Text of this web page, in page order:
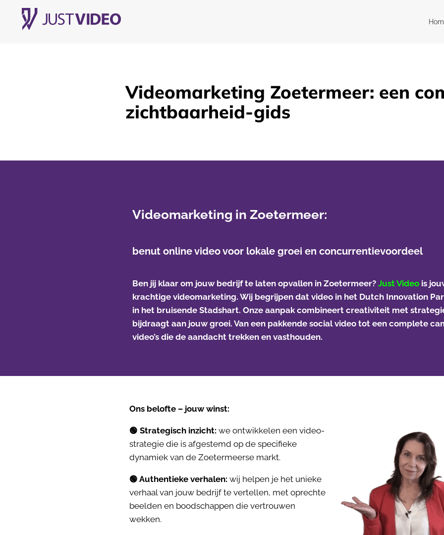
Videomarketing Zoetermeer: een
zichtbaarheid-gids
Videomarketing in Zoetermeer:
benut online video voor lokale groei en concurrentievoordeel
Ben jij klaar om jouw bedrijf te laten opvallen in Zoetermeer? Just Video is
krachtige videomarketing. Wij begrijpen dat video in het Dutch Innovation
in het bruisende Stadshart. Onze aanpak combineert creativiteit met
bijdraagt aan jouw groei. Van een pakkende social video tot een complete
video’s die de aandacht trekken en vasthouden.
Ons belofte – jouw winst:
🟢 Strategisch inzicht: we ontwikkelen een video-
strategie die is afgestemd op de specifieke
dynamiek van de Zoetermeerse markt.
🟢 Authentieke verhalen: wij helpen je het unieke
verhaal van jouw bedrijf te vertellen, met oprechte
beelden en boodschappen die vertrouwen
wekken.